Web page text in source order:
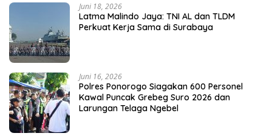
Juni 18, 2026
Latma Malindo Jaya: TNI AL dan TLDM
Perkuat Kerja Sama di Surabaya
Juni 16, 2026
Polres Ponorogo Siagakan 600 Personel
Kawal Puncak Grebeg Suro 2026 dan
Larungan Telaga Ngebel